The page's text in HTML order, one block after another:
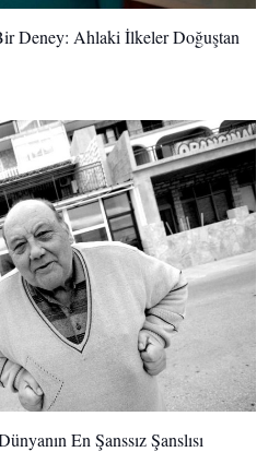
Deney: Ahlaki İlkeler Doğuştan
En Şanssız Şanslısı